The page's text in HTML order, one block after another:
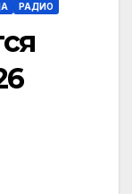
РАДИО